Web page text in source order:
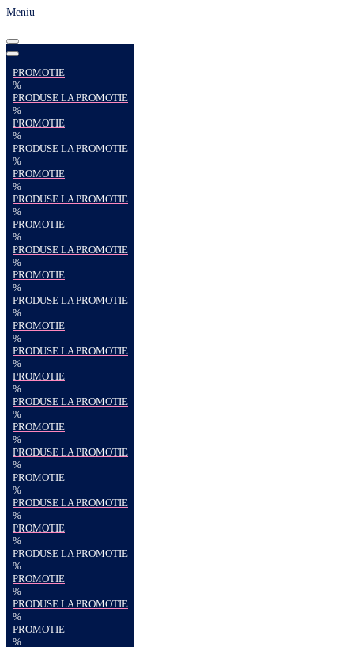
Meniu
PROMOTIE
%
PRODUSE LA PROMOTIE
%
PROMOTIE
%
PRODUSE LA PROMOTIE
%
PROMOTIE
%
PRODUSE LA PROMOTIE
%
PROMOTIE
%
PRODUSE LA PROMOTIE
%
PROMOTIE
%
PRODUSE LA PROMOTIE
%
PROMOTIE
%
PRODUSE LA PROMOTIE
%
PROMOTIE
%
PRODUSE LA PROMOTIE
%
PROMOTIE
%
PRODUSE LA PROMOTIE
%
PROMOTIE
%
PRODUSE LA PROMOTIE
%
PROMOTIE
%
PRODUSE LA PROMOTIE
%
PROMOTIE
%
PRODUSE LA PROMOTIE
%
PROMOTIE
%